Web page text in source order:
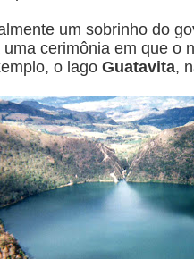
um sobrinho do
cerimônia em que o
o lago Guatavita,